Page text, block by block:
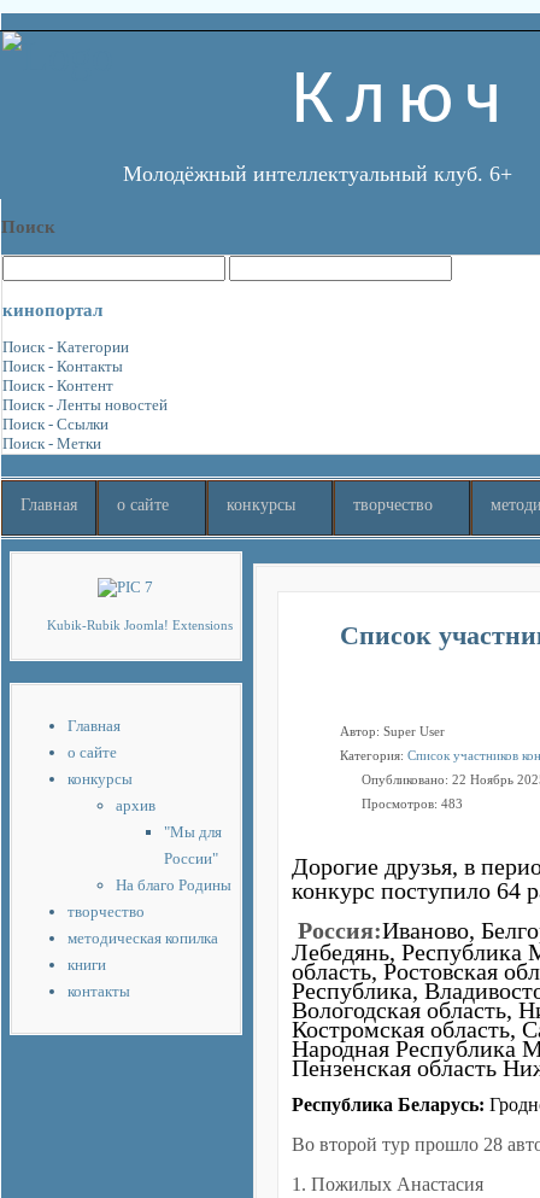
Ключ
Молодёжный интеллектуальный клуб. 6+
Поиск
кинопортал
Поиск - Категории
Поиск - Контакты
Поиск - Контент
Поиск - Ленты новостей
Поиск - Ссылки
Поиск - Метки
Главная о сайте конкурсы творчество
Kubik-Rubik Joomla! Extensions
Главная
о сайте
конкурсы
архив
"Мы для
России"
На благо Родины
творчество
методическая копилка
книги
контакты
Список
Автор: Super User
Категория: Список участников
Опубликовано: 22 Ноябрь
Просмотров: 483
Дорогие друзья, в
конкурс поступило 64
Россия:Иваново,
Лебедянь, Республика
область, Ростовская
Республика,
Вологодская область,
Костромская область,
Народная Республика
Пензенская область
Республика Беларусь:
Во второй тур прошло 28
1. Пожилых Анастасия